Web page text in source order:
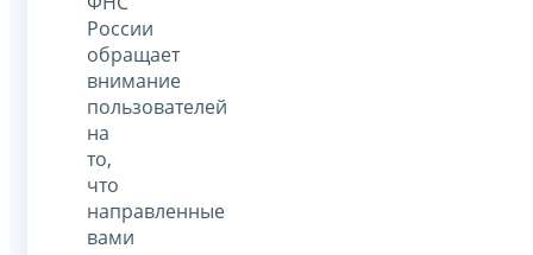
России
обращает
внимание
пользователей
на
то,
что
направленные
вами